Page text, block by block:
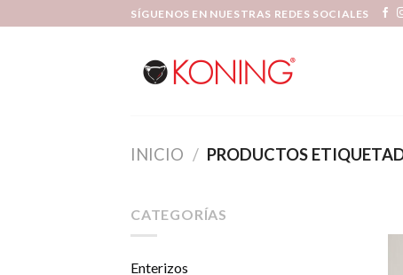
SÍGUENOS EN NUESTRAS REDES SOCIALES
INICIO / PRODUCTOS
CATEGORÍAS
Enterizos